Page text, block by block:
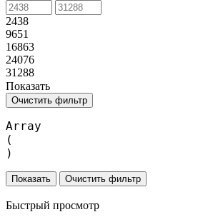
2438
9651
16863
24076
31288
Показать
Очистить фильтр
Array
(
Очистить фильтр
Быстрый просмотр